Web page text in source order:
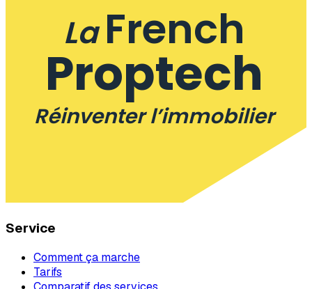
LaFrench
Proptech
Réinventer l’immobilier
Service
Comment ça marche
Tarifs